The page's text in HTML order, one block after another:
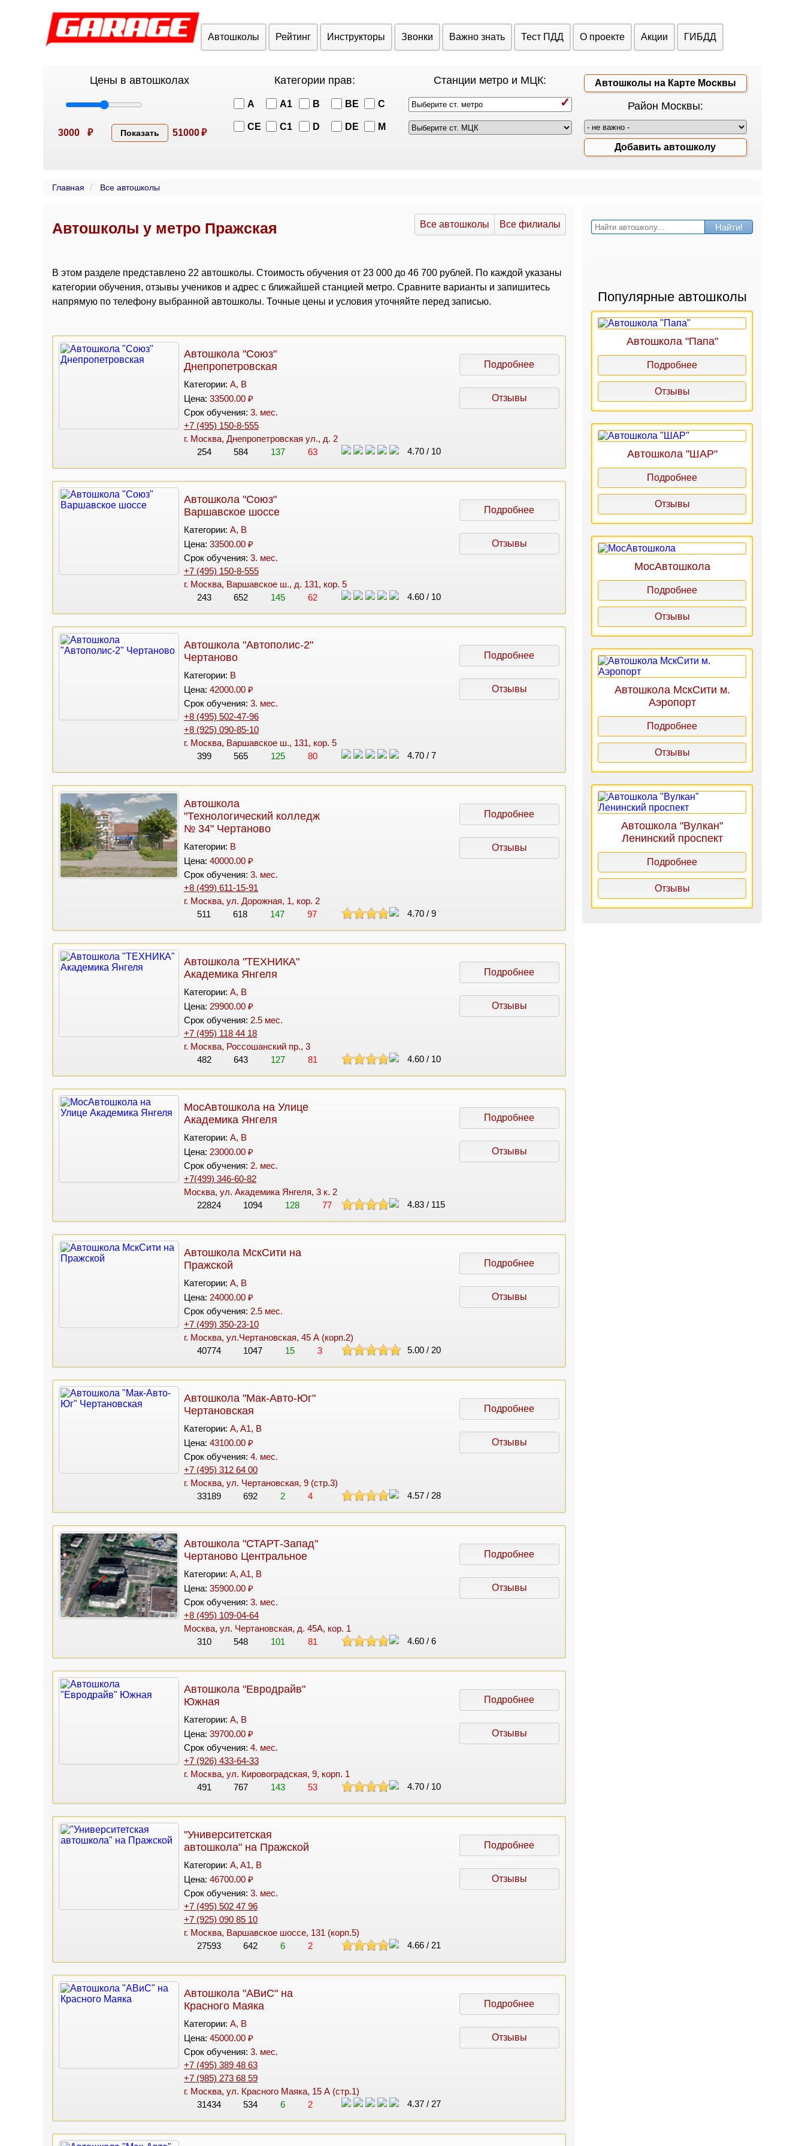
Автошколы Рейтинг Инструкторы Звонки Важно знать Тест ПДД О проекте Акции ГИБДД
Цены в автошколах
3000 ₽ Показать 51000 ₽
Категории прав:
A A1 B BE C
CE C1 D DE M
Станции метро и МЦК:
Выберите ст. метро
Автошколы на Карте Москвы
Район Москвы:
Добавить автошколу
Главная Все автошколы
Автошколы у метро Пражская Все автошколы Все филиалы
В этом разделе представлено 22 автошколы. Стоимость обучения от 23 000 до 46 700 рублей. По каждой указаны
категории обучения, отзывы учеников и адрес с ближайшей станцией метро. Сравните варианты и запишитесь
напрямую по телефону выбранной автошколы. Точные цены и условия уточняйте перед записью.
Автошкола "Союз"
Днепропетровская
Категории: A, B
Цена: 33500.00 ₽
Срок обучения: 3. мес.
+7 (495) 150-8-555
г. Москва, Днепропетровская ул., д. 2
254
584 137 63 4.70/ 10
Подробнее
Отзывы
Автошкола "Союз"
Варшавское шоссе
Категории: A, B
Цена: 33500.00 ₽
Срок обучения: 3. мес.
+7 (495) 150-8-555
г. Москва, Варшавское ш., д. 131, кор. 5
243
652 145 62 4.60/ 10
Подробнее
Отзывы
Автошкола "Автополис-2"
Чертаново
Категории: B
Цена: 42000.00 ₽
Срок обучения: 3. мес.
+8 (495) 502-47-96
+8 (925) 090-85-10
г. Москва, Варшавское ш., 131, кор. 5
399
565 125 80 4.70/ 7
Подробнее
Отзывы
Автошкола
"Технологический колледж
№ 34" Чертаново
Категории: B
Цена: 40000.00 ₽
Срок обучения: 3. мес.
+8 (499) 611-15-91
г. Москва, ул. Дорожная, 1, кор. 2
511
618 147 97 4.70/ 9
Подробнее
Отзывы
Автошкола "ТЕХНИКА"
Академика Янгеля
Категории: A, B
Цена: 29900.00 ₽
Срок обучения: 2.5 мес.
+7 (495) 118 44 18
г. Москва, Россошанский пр., 3
482
643 127 81 4.60/ 10
Подробнее
Отзывы
МосАвтошкола на Улице
Академика Янгеля
Категории: A, B
Цена: 23000.00 ₽
Срок обучения: 2. мес.
+7(499) 346-60-82
Москва, ул. Академика Янгеля, 3 к. 2
22824
1094 128 77 4.83/ 115
Подробнее
Отзывы
Автошкола МскСити на
Пражской
Категории: A, B
Цена: 24000.00 ₽
Срок обучения: 2.5 мес.
+7 (499) 350-23-10
г. Москва, ул.Чертановская, 45 А (корп.2)
40774
1047 15 3 5.00/ 20
Подробнее
Отзывы
Автошкола "Мак-Авто-Юг"
Чертановская
Категории: A, A1, B
Цена: 43100.00 ₽
Срок обучения: 4. мес.
+7 (495) 312 64 00
г. Москва, ул. Чертановская, 9 (стр.3)
33189
692 2 4 4.57/ 28
Подробнее
Отзывы
Автошкола "СТАРТ-Запад"
Чертаново Центральное
Категории: A, A1, B
Цена: 35900.00 ₽
Срок обучения: 3. мес.
+8 (495) 109-04-64
Москва, ул. Чертановская, д. 45А, кор. 1
310
548 101 81 4.60/ 6
Подробнее
Отзывы
Автошкола "Евродрайв"
Южная
Категории: A, B
Цена: 39700.00 ₽
Срок обучения: 4. мес.
+7 (926) 433-64-33
г. Москва, ул. Кировоградская, 9, корп. 1
491
767 143 53 4.70/ 10
Подробнее
Отзывы
"Университетская
автошкола" на Пражской
Категории: A, A1, B
Цена: 46700.00 ₽
Срок обучения: 3. мес.
+7 (495) 502 47 96
+7 (925) 090 85 10
г. Москва, Варшавское шоссе, 131 (корп.5)
27593
642 6 2 4.66/ 21
Подробнее
Отзывы
Автошкола "АВиС" на
Красного Маяка
Категории: A, B
Цена: 45000.00 ₽
Срок обучения: 3. мес.
+7 (495) 389 48 63
+7 (985) 273 68 59
г. Москва, ул. Красного Маяка, 15 А (стр.1)
31434
534 6 2 4.37/ 27
Подробнее
Отзывы
Найти!
Популярные автошколы
Автошкола "Папа"
Подробнее
Отзывы
Автошкола "ШАР"
Подробнее
Отзывы
МосАвтошкола
Подробнее
Отзывы
Автошкола МскСити м.
Аэропорт
Подробнее
Отзывы
Автошкола "Вулкан"
Ленинский проспект
Подробнее
Отзывы